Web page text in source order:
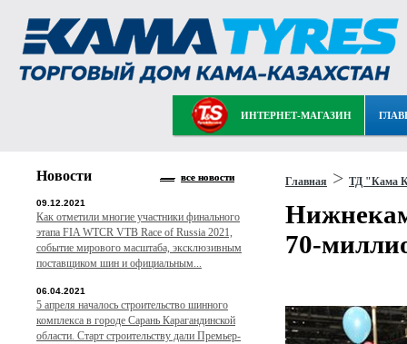
ИНТЕРНЕТ-МАГАЗИН
Главная > ТД "Кама
70-
Новости все новости
09.12.2021
Как отметили многие участники финального
этапа FIA WTCR VTB Race of Russia 2021,
событие мирового масштаба, эксклюзивным
поставщиком шин и официальным...
06.04.2021
5 апреля началось строительство шинного
комплекса в городе Сарань Карагандинской
области. Старт строительству дали Премьер-